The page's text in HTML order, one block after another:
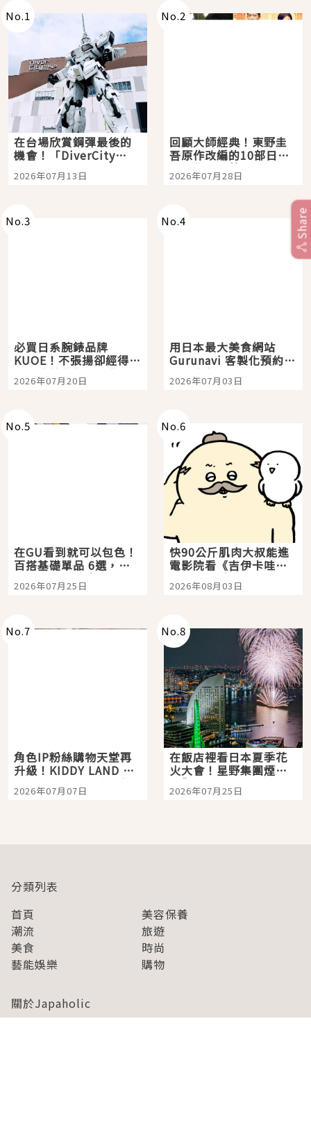
No.1
在台場欣賞鋼彈最後的
機會！「DiverCity
Tokyo Plaza」搭船、
購物、美食及夜景，一
2026年07月13日
No.2
回顧大師經典！東野圭
吾原作改編的10部日本
影視作品推薦
2026年07月28日
No.3
必買日系腕錶品牌
KUOE！不張揚卻經得起
時間洗鍊的經典之作五
選
2026年07月20日
No.4
用日本最大美食網站
Gurunavi 客製化預約九
大都市餐廳，打造專屬
美食體驗！
2026年07月03日
No.5
在GU看到就可以包色！
百搭基礎單品 6選，閉
眼全收也不心疼
2026年07月25日
No.6
快90公斤肌肉大叔能進
電影院看《吉伊卡哇》
嗎？日本重金屬樂團
「打首」會長與nagano
2026年08月03日
No.7
角色IP粉絲購物天堂再
升級！KIDDY LAND 原
宿店吉伊卡哇迎客，新
開幕 OMOKADO 店3分
2026年07月07日
No.8
在飯店裡看日本夏季花
火大會！星野集團煙火
景觀飯店6選，讓你不用
人擠人悠閒欣賞
2026年07月25日
Share
分類列表
首頁
美容保養
潮流
旅遊
美食
時尚
藝能娛樂
購物
關於Japaholic